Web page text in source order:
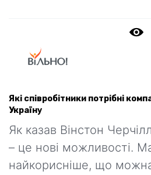
Які співробітники потрібні
Україну
Як казав Вінстон
– це нові можливості.
найкорисніше, що